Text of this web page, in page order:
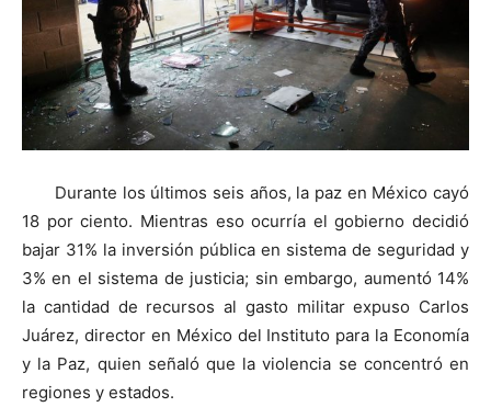
Durante los últimos seis años, la paz en México cayó
18 por ciento. Mientras eso ocurría el gobierno decidió
bajar 31% la inversión pública en sistema de seguridad y
3% en el sistema de justicia; sin embargo, aumentó 14%
la cantidad de recursos al gasto militar expuso Carlos
Juárez, director en México del Instituto para la Economía
y la Paz, quien señaló que la violencia se concentró en
regiones y estados.